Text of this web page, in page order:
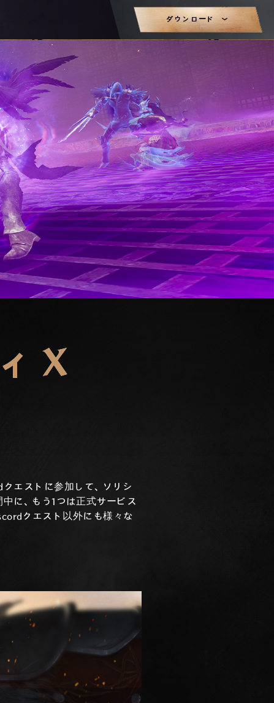
ダウンロード
X
クエストに参加して、ソリシ
に、もう1つは正式サービス
クエスト以外にも様々な